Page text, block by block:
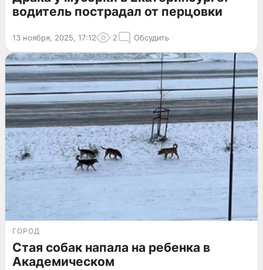
водитель пострадал от перцовки
13 ноября, 2025, 17:12 2 Обсудить
ГОРОД
Стая собак напала на ребенка в
Академическом